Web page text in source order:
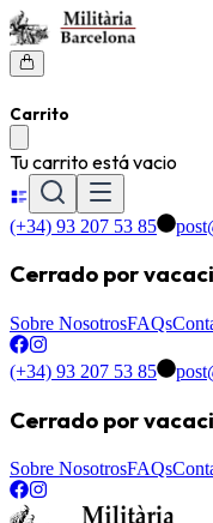
Carrito
Tu carrito está vacio
(+34) 93 207 53 85
Cerrado por
Sobre NosotrosFAQs
(+34) 93 207 53 85
Cerrado por
Sobre NosotrosFAQs